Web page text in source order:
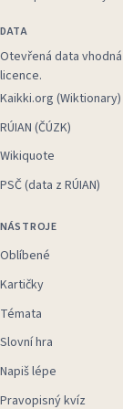
DATA
Otevřená data
licence.
Kaikki.org (Wiktionary)
RÚIAN (ČÚZK)
Wikiquote
PSČ (data z RÚIAN)
NÁSTROJE
Oblíbené
Kartičky
Témata
Slovní hra
Napiš lépe
Pravopisný kvíz